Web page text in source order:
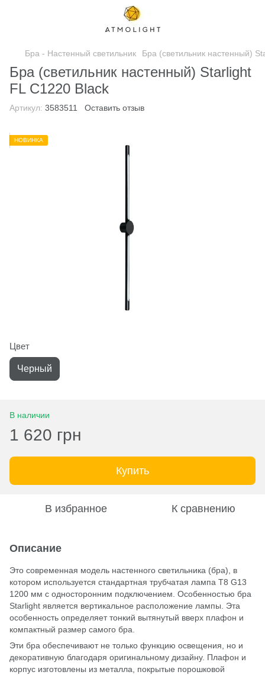
Бра - Настенный светильник Бра (светильник настенный)
Бра (светильник настенный) Starlight
FL C1220 Black
Артикул: 3583511 Оставить отзыв
НОВИНКА
Цвет
Черный
В наличии
1 620 грн
Купить
В избранное К сравнению
Описание
Это современная модель настенного светильника (бра), в
котором используется стандартная трубчатая лампа T8 G13
1200 мм с односторонним подключением. Особенностью бра
Starlight является вертикальное расположение лампы. Эта
особенность определяет тонкий вытянутый вверх плафон и
компактный размер самого бра.
Эти бра обеспечивают не только функцию освещения, но и
декоративную благодаря оригинальному дизайну. Плафон и
корпус изготовлены из металла, покрытые порошковой